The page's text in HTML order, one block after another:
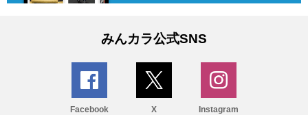
みんカラ公式SNS
Facebook X Instagram